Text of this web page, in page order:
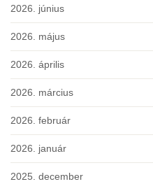
2026. június
2026. május
2026. április
2026. március
2026. február
2026. január
2025. december